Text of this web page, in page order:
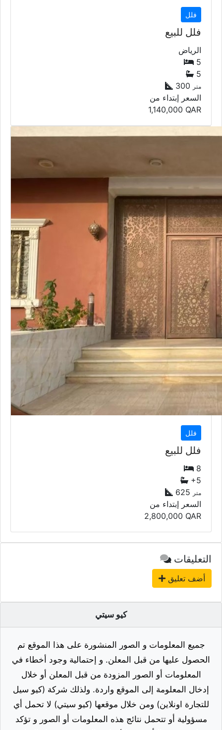
فلل
فلل للبيع
الرياض
5
5
300 متر
السعر إبتداء من
1,140,000 QAR
فلل
فلل للبيع
8
+5
625 متر
السعر إبتداء من
2,800,000 QAR
التعليقات
أضف تعليق
كيو سيتي
جميع المعلومات و الصور المنشورة على هذا الموقع تم
الحصول عليها من قبل المعلن. و إحتمالية وجود أخطاء في
المعلومات أو الصور المزودة من قبل المعلن أو خلال
إدخال المعلومة إلى الموقع واردة. ولذلك شركة (كيو سيل
للتجارة اونلاين) ومن خلال موقعها (كيو سيتي) لا تحمل أي
مسؤولية أو تتحمل نتائج هذه المعلومات أو الصور و تؤكد